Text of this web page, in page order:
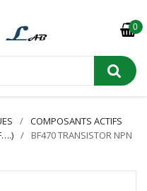
0
COMPOSANTS ACTIFS
BF470 TRANSISTOR NPN